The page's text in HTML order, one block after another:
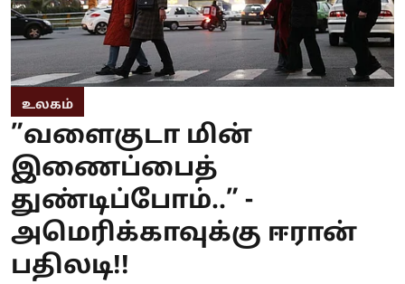
உலகம்
”வளைகுடா மின்
இணைப்பைத்
துண்டிப்போம்..” -
அமெரிக்காவுக்கு ஈரான்
பதிலடி!!